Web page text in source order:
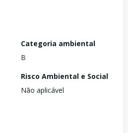
Categoria ambiental
B
Risco Ambiental e Social
Não aplicável